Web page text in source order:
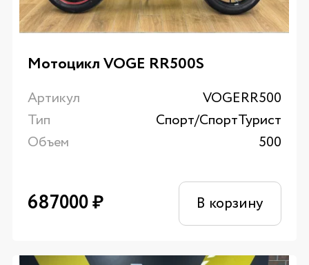
Мотоцикл VOGE RR500S
Артикул
VOGERR500
Тип
Спорт/CпортТурист
Объем
500
687000₽ В корзину